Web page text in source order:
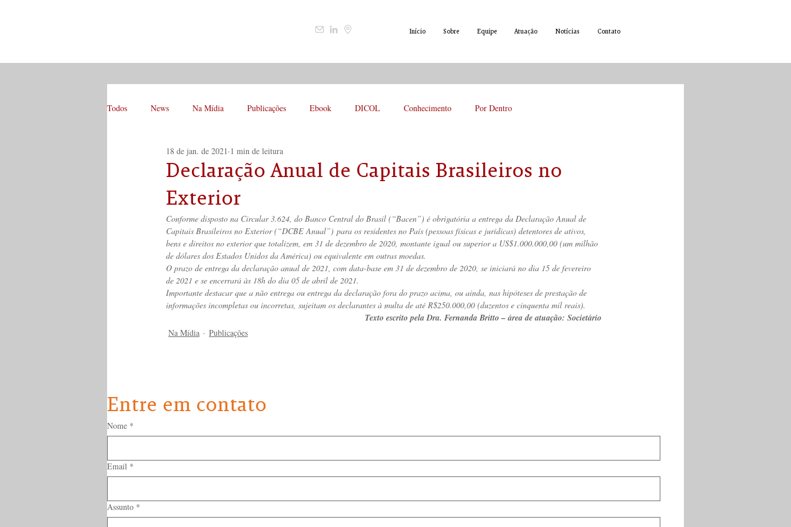
Início Sobre Equipe Atuação Notícias Contato
Todos News Na Mídia Publicações Ebook DICOL Conhecimento Por Dentro
Declaração Anual de Capitais Brasileiros no
Exterior
18 de jan. de 2021 1 min de leitura
Conforme disposto na Circular 3.624, do Banco Central do Brasil (“Bacen”) é obrigatória a entrega da Declaração Anual de
Capitais Brasileiros no Exterior (“DCBE Anual”) para os residentes no País (pessoas físicas e jurídicas) detentores de ativos,
bens e direitos no exterior que totalizem, em 31 de dezembro de 2020, montante igual ou superior a US$1.000.000,00 (um milhão
de dólares dos Estados Unidos da América) ou equivalente em outras moedas.
O prazo de entrega da declaração anual de 2021, com data-base em 31 de dezembro de 2020, se iniciará no dia 15 de fevereiro
de 2021 e se encerrará às 18h do dia 05 de abril de 2021.
Importante destacar que a não entrega ou entrega da declaração fora do prazo acima, ou ainda, nas hipóteses de prestação de
informações incompletas ou incorretas, sujeitam os declarantes à multa de até R$250.000,00 (duzentos e cinquenta mil reais).
Texto escrito pela Dra. Fernanda Britto – área de atuação: Societário
Na Mídia Publicações
Entre em contato
Nome *
Email *
Assunto *